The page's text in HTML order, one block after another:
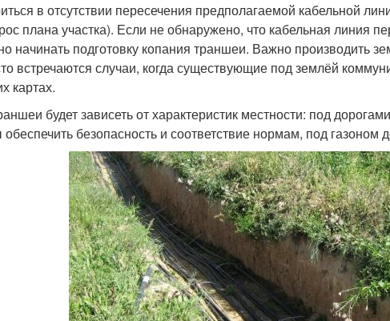
в отсутствии пересечения предполагаемой кабельной
плана участка). Если не обнаружено, что кабельная линия
начинать подготовку копания траншеи. Важно производить
встречаются случаи, когда существующие под землёй
картах.
будет зависеть от характеристик местности: под
безопасность и соответствие нормам, под газоном